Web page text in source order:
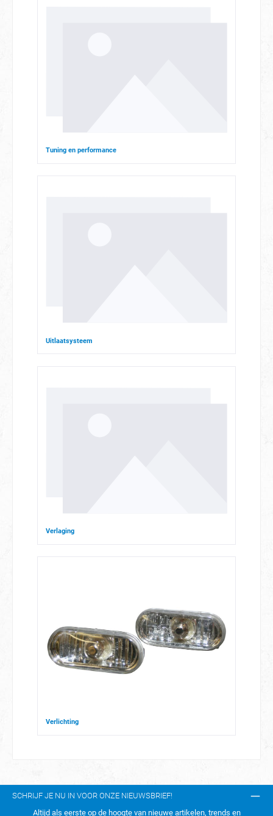
Tuning en performance
Uitlaatsysteem
Verlaging
Verlichting
SCHRIJF JE NU IN VOOR ONZE NIEUWSBRIEF!
Altijd als eerste op de hoogte van nieuwe artikelen, trends en